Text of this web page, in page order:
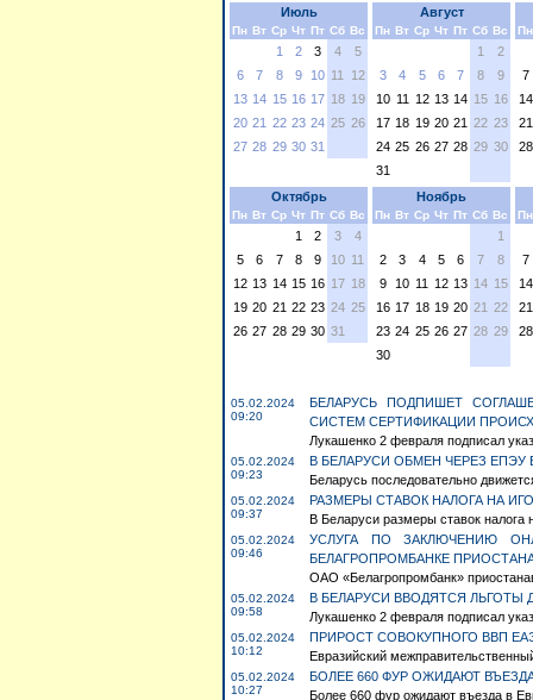
Июль
Пн Вт Ср Чт Пт Сб Вс
1 2 3 4
5
6
7 8 9 10 11
12
13 14 15 16 17 18 19
20 21 22 23 24 25 26
27 28 29 30 31
Август
Пн Вт Ср Чт Пт Сб Вс
1
2
3
4 5 6 7 8
9
10 11 12 13 14 15 16
17 18 19 20 21 22 23
24 25 26 27 28 29 30
31
Пн
7
14
21
28
Октябрь
Пн Вт Ср Чт Пт Сб Вс
1 2 3
4
5
6 7 8 9 10 11
12 13 14 15 16 17 18
19 20 21 22 23 24 25
26 27 28 29 30 31
Ноябрь
Пн Вт Ср Чт Пт Сб Вс
1
2
3 4 5 6 7
8
9
10 11 12 13 14 15
16 17 18 19 20 21 22
23 24 25 26 27 28 29
30
Пн
7
14
21
28
05.02.2024
09:20
БЕЛАРУСЬ ПОДПИШЕТ
СИСТЕМ СЕРТИФИКАЦИИ
Лукашенко 2 февраля подписал
05.02.2024
09:23
В БЕЛАРУСИ ОБМЕН ЧЕРЕЗ ЕПЭУ
Беларусь последовательно
05.02.2024
09:37
РАЗМЕРЫ СТАВОК НАЛОГА НА
В Беларуси размеры ставок налога
05.02.2024
09:46
УСЛУГА ПО ЗАКЛЮЧЕНИЮ
БЕЛАГРОПРОМБАНКЕ
ОАО «Белагропромбанк»
05.02.2024
09:58
В БЕЛАРУСИ ВВОДЯТСЯ ЛЬГОТЫ
Лукашенко 2 февраля подписал
05.02.2024
10:12
ПРИРОСТ СОВОКУПНОГО ВВП
Евразийский
05.02.2024
10:27
БОЛЕЕ 660 ФУР ОЖИДАЮТ
Более 660 фур ожидают въезда в